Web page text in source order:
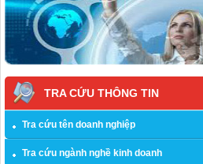
TRA CỨU THÔNG TIN
Tra cứu tên doanh nghiệp
Tra cứu ngành nghề kinh doanh